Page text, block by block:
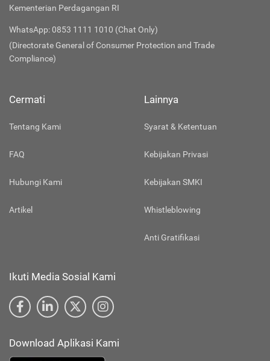
Kementerian Perdagangan RI
WhatsApp: 0853 1111 1010 (Chat Only)
(Directorate General of Consumer Protection and Trade
Compliance)
Cermati
Tentang Kami
FAQ
Hubungi Kami
Artikel
Lainnya
Syarat & Ketentuan
Kebijakan Privasi
Kebijakan SMKI
Whistleblowing
Anti Gratifikasi
Ikuti Media Sosial Kami
Download Aplikasi Kami